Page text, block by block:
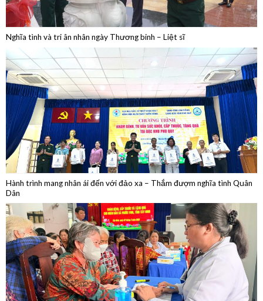
Hành trình mang nhân ái đến với đảo xa – Thắm đượm nghĩa tình Quân
Dân
Khám bệnh, cấp thuốc, tặng quà trên tuyến biên giới Tây Ninh